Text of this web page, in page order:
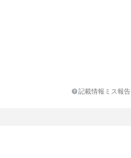
記載情報ミス報告